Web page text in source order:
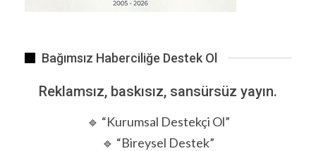
Bağımsız Haberciliğe Destek Ol
Reklamsız, baskısız, sansürsüz yayın.
🔹 “Kurumsal Destekçi Ol”
🔹 “Bireysel Destek”